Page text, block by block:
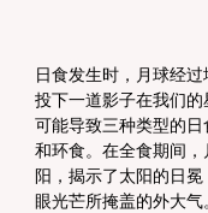
日食发生时，月球经过
投下一道影子在我们
可能导致三种类型的
和环食。在全食期间
阳，揭示了太阳的日
眼光芒所掩盖的外大气